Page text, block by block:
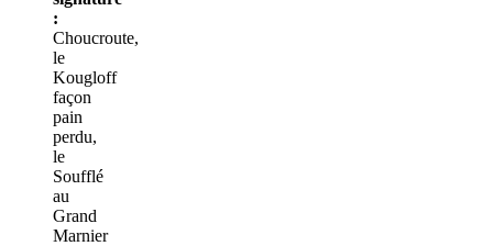
:
Choucroute,
le
Kougloff
façon
pain
perdu,
le
Soufflé
au
Grand
Marnier